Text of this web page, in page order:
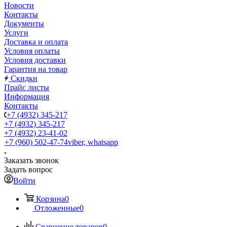
Новости
Контакты
Документы
Услуги
Доставка и оплата
Условия оплаты
Условия доставки
Гарантия на товар
Скидки
Прайс листы
Информация
Контакты
+7 (4932) 345-217
+7 (4932) 345-217
+7 (4932) 23-41-02
+7 (960) 502-47-74viber, whatsapp
Заказать звонок
Задать вопрос
Войти
Корзина0
Отложенные0